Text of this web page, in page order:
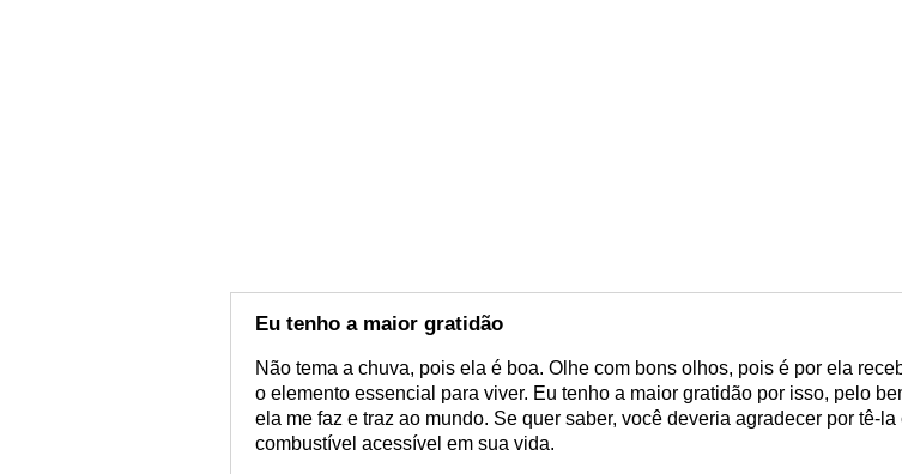
Eu tenho a maior gratidão
Não tema a chuva, pois ela é boa. Olhe com bons olhos, pois é por ela
o elemento essencial para viver. Eu tenho a maior gratidão por isso, pelo
ela me faz e traz ao mundo. Se quer saber, você deveria agradecer por tê-la
combustível acessível em sua vida.